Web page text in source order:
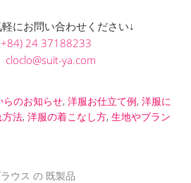
にお問い合わせください↓
24 37188233
cloclo@suit-ya.com
のお知らせ, 洋服お仕立て例, 洋服に
方法, 洋服の着こなし方, 生地やブラン
ウス の 既製品